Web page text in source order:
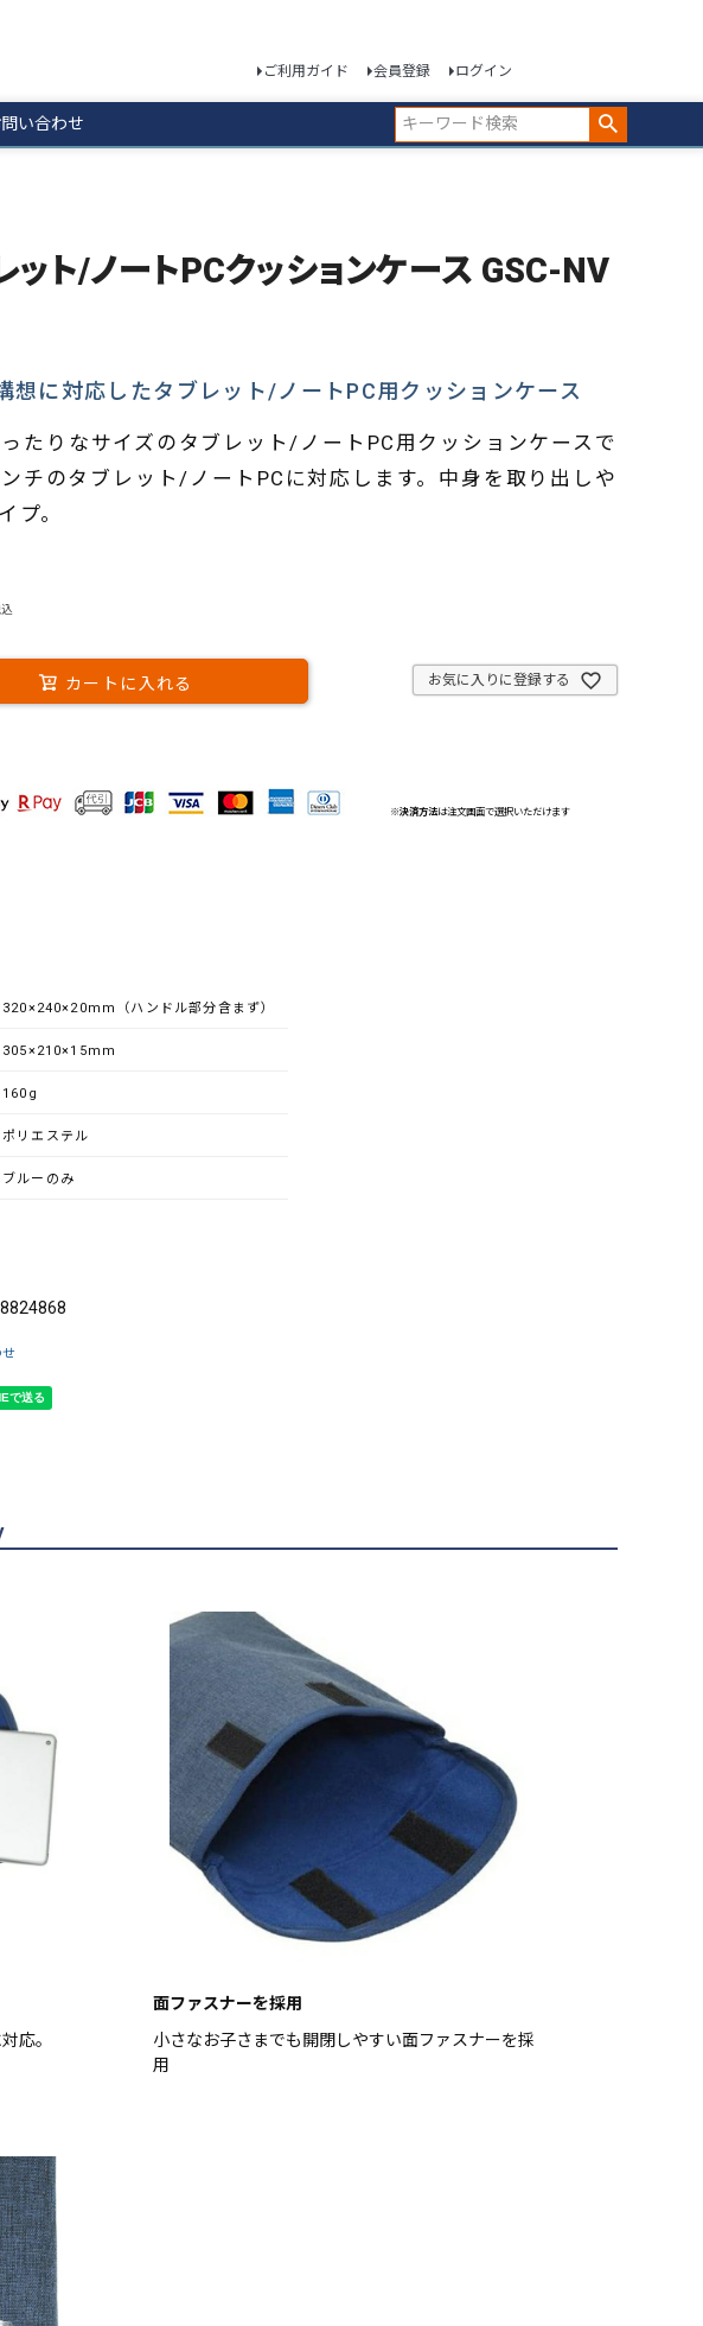
ご利用ガイド 会員登録 ログイン
い合わせ
検索
ット/ノートPCクッションケース GSC-NV
想に対応したタブレット/ノートPC用クッションケース
たりなサイズのタブレット/ノートPC用クッションケースで
チのタブレット/ノートPCに対応します。中身を取り出しや
プ。
お気に入りに登録する
カートに入れる
※決済方法は注文画面で選択いただけます
320×240×20mm（ハンドル部分含まず）
305×210×15mm
160g
ポリエステル
ブルーのみ
せ
応。
面ファスナーを採用
小さなお子さまでも開閉しやすい面ファスナーを採
用